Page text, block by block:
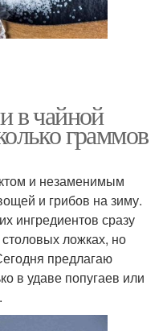
в чайной
граммов
и незаменимым
и грибов на зиму.
ингредиентов сразу
ложках, но
предлагаю
в удаве попугаев или